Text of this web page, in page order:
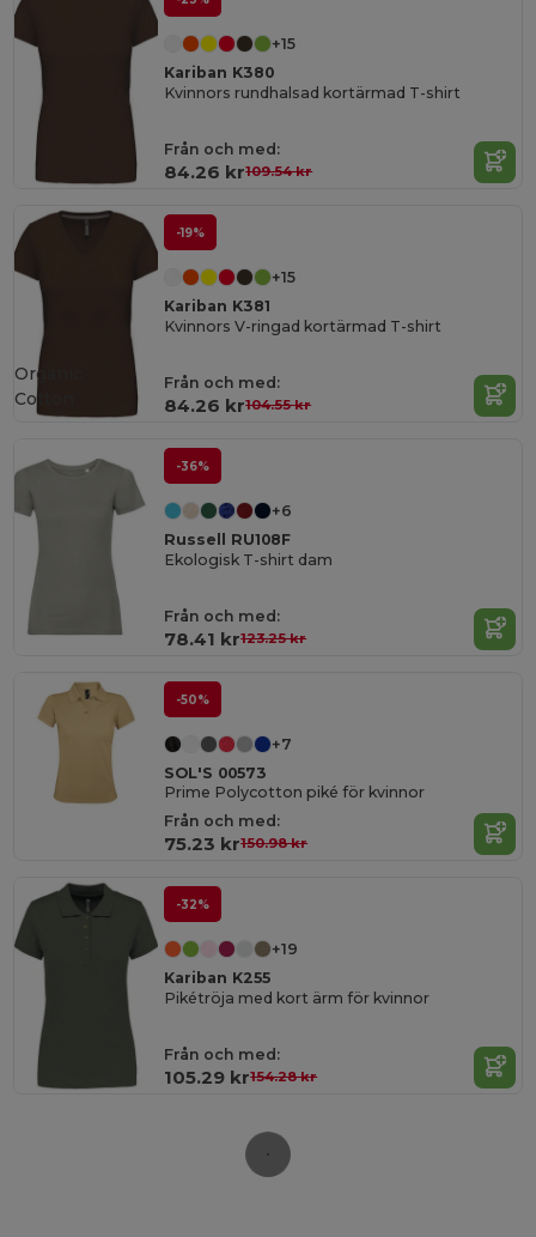
+15
Kariban K380
Kvinnors rundhalsad kortärmad T-shirt
Från och med:
84.26 kr109.54 kr
-19%
+15
Kariban K381
Kvinnors V-ringad kortärmad T-shirt
Från och med:
84.26 kr104.55 kr
Organic
Cotton
-36%
+6
Russell RU108F
Ekologisk T-shirt dam
Från och med:
78.41 kr123.25 kr
-50%
+7
SOL'S 00573
Prime Polycotton piké för kvinnor
Från och med:
75.23 kr150.98 kr
-32%
+19
Kariban K255
Pikétröja med kort ärm för kvinnor
Från och med:
105.29 kr154.28 kr